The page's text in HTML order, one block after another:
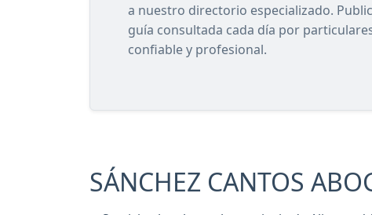
a nuestro directorio especializado.
guía consultada cada día por
confiable y profesional.
SÁNCHEZ CANTOS